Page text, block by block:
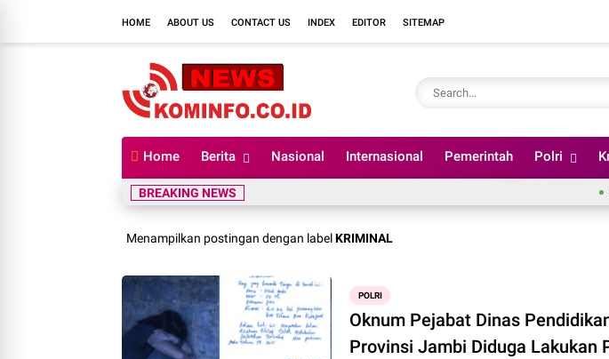
HOME ABOUT US CONTACT US INDEX EDITOR SITEMAP
Home Berita Nasional Internasional Pemerintah Polri
BREAKING NEWS Kepala
Menampilkan postingan dengan labelKRIMINAL
POLRI
Oknum Pejabat Dinas
Provinsi Jambi Diduga Lakukan